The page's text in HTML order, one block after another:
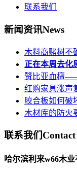
联系我们
新闻资讯News
木料商赌树不
正在本周去化
赞比亚血檀
红购家具涨声
胶合板如何破
木材库的防火
联系我们Contact
哈尔滨利来w66木业